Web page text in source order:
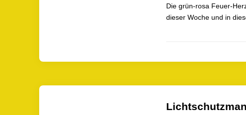
Die grün-rosa Feuer-
dieser Woche und in